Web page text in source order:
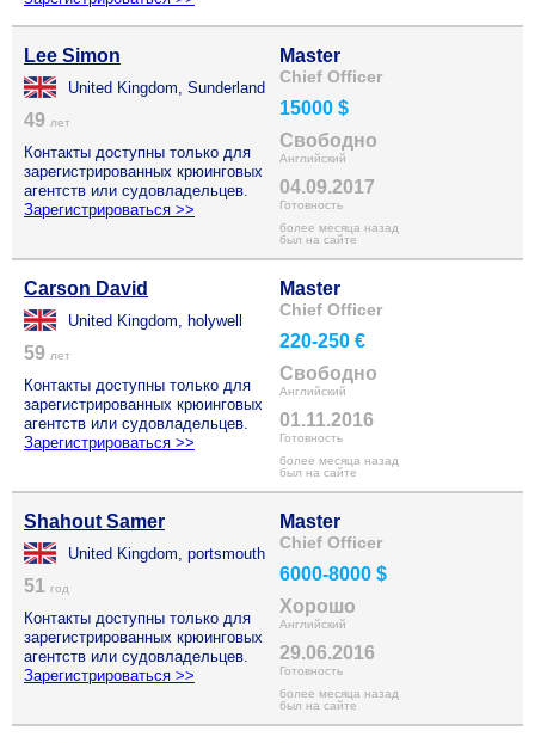
Lee Simon
United Kingdom, Sunderland
49 лет
Контакты доступны только для
зарегистрированных крюинговых
агентств или судовладельцев.
Зарегистрироваться >>
Master
Chief Officer
15000 $
Свободно
Английский
04.09.2017
Готовность
более месяца назад
был на сайте
Carson David
United Kingdom, holywell
59 лет
Контакты доступны только для
зарегистрированных крюинговых
агентств или судовладельцев.
Зарегистрироваться >>
Master
Chief Officer
220-250 €
Свободно
Английский
01.11.2016
Готовность
более месяца назад
был на сайте
Shahout Samer
United Kingdom, portsmouth
51 год
Контакты доступны только для
зарегистрированных крюинговых
агентств или судовладельцев.
Зарегистрироваться >>
Master
Chief Officer
6000-8000 $
Хорошо
Английский
29.06.2016
Готовность
более месяца назад
был на сайте